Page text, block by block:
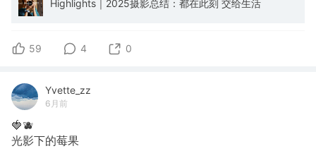
Highlights｜2025摄影总结：都在此刻 交给生活
59 4 0
Yvette_zz
6月前
🍓🫐
光影下的莓果